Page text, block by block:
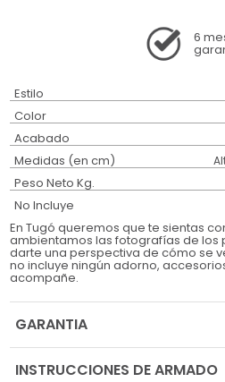
6
Estilo
Color
Acabado
Medidas (en cm)
Peso Neto Kg.
No Incluye
En Tugó queremos que te sientas
ambientamos las fotografías de los
darte una perspectiva de cómo se
no incluye ningún adorno,
acompañe.
GARANTIA
INSTRUCCIONES DE ARMADO